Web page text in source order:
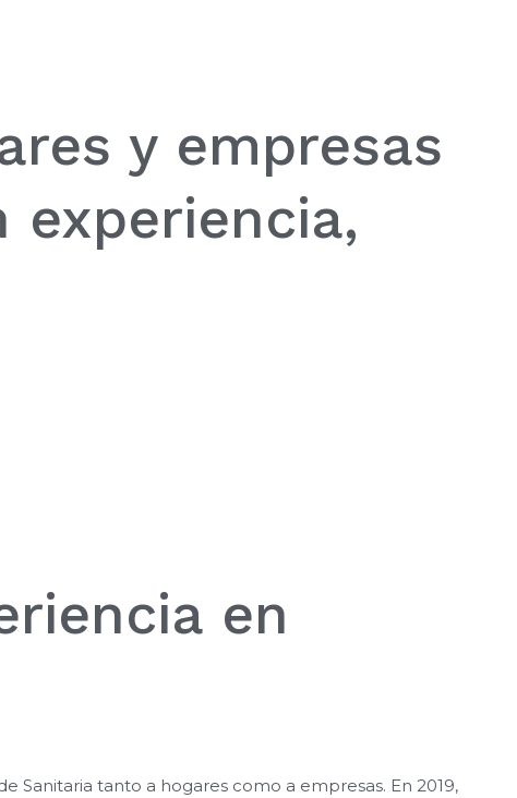
y empresas
experiencia,
en
Sanitaria tanto a hogares como a empresas. En 2019,